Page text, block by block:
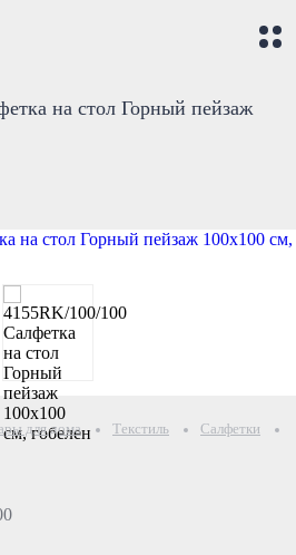
на стол Горный пейзаж
для дома Текстиль Салфетки